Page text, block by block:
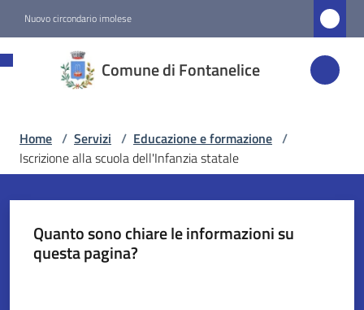
Nuovo circondario imolese
Comune di Fontanelice
Fontanelice
Amministrazione
Servizi
Menu selezionato
Home / Servizi / Educazione e formazione /
Iscrizione alla scuola dell'Infanzia statale
Quanto sono chiare le informazioni su
questa pagina?